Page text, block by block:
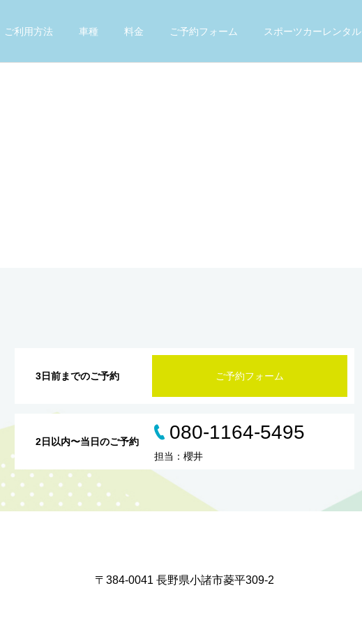
ご利用方法 車種 料金 ご予約フォーム スポーツカーレンタル
3日前までのご予約 ご予約フォーム
2日以内〜当日のご予約 080-1164-5495
担当：櫻井
〒384-0041 長野県小諸市菱平309-2